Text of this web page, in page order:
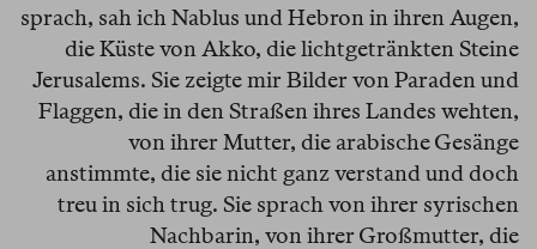
sprach, sah ich Nablus und Hebron in ihren Augen,
die Küste von Akko, die lichtgetränkten Steine
Jerusalems. Sie zeigte mir Bilder von Paraden und
Flaggen, die in den Straßen ihres Landes wehten,
von ihrer Mutter, die arabische Gesänge
anstimmte, die sie nicht ganz verstand und doch
treu in sich trug. Sie sprach von ihrer syrischen
Nachbarin, von ihrer Großmutter, die